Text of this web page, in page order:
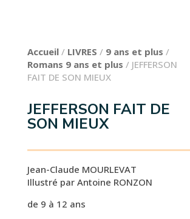
Accueil/ LIVRES / 9 ans et plus /
Romans 9 ans et plus / JEFFERSON
FAIT DE SON MIEUX
JEFFERSON FAIT DE
SON MIEUX
Jean-Claude MOURLEVAT
Illustré par Antoine RONZON
de 9 à 12 ans